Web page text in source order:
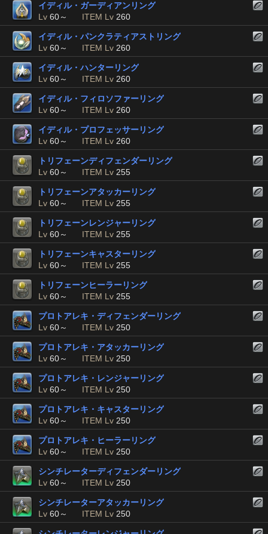
イディル・ガーディアンリング
Lv 60～ ITEM Lv 260
イディル・パンクラティアストリング
Lv 60～ ITEM Lv 260
イディル・ハンターリング
Lv 60～ ITEM Lv 260
イディル・フィロソファーリング
Lv 60～ ITEM Lv 260
イディル・プロフェッサーリング
Lv 60～ ITEM Lv 260
トリフェーンディフェンダーリング
Lv 60～ ITEM Lv 255
トリフェーンアタッカーリング
Lv 60～ ITEM Lv 255
トリフェーンレンジャーリング
Lv 60～ ITEM Lv 255
トリフェーンキャスターリング
Lv 60～ ITEM Lv 255
トリフェーンヒーラーリング
Lv 60～ ITEM Lv 255
プロトアレキ・ディフェンダーリング
Lv 60～ ITEM Lv 250
プロトアレキ・アタッカーリング
Lv 60～ ITEM Lv 250
プロトアレキ・レンジャーリング
Lv 60～ ITEM Lv 250
プロトアレキ・キャスターリング
Lv 60～ ITEM Lv 250
プロトアレキ・ヒーラーリング
Lv 60～ ITEM Lv 250
シンチレーターディフェンダーリング
Lv 60～ ITEM Lv 250
シンチレーターアタッカーリング
Lv 60～ ITEM Lv 250